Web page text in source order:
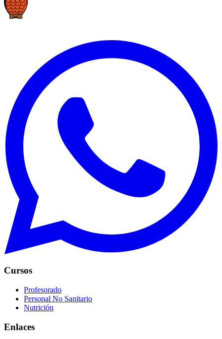
Cursos
Profesorado
Personal No Sanitario
Nutrición
Enlaces